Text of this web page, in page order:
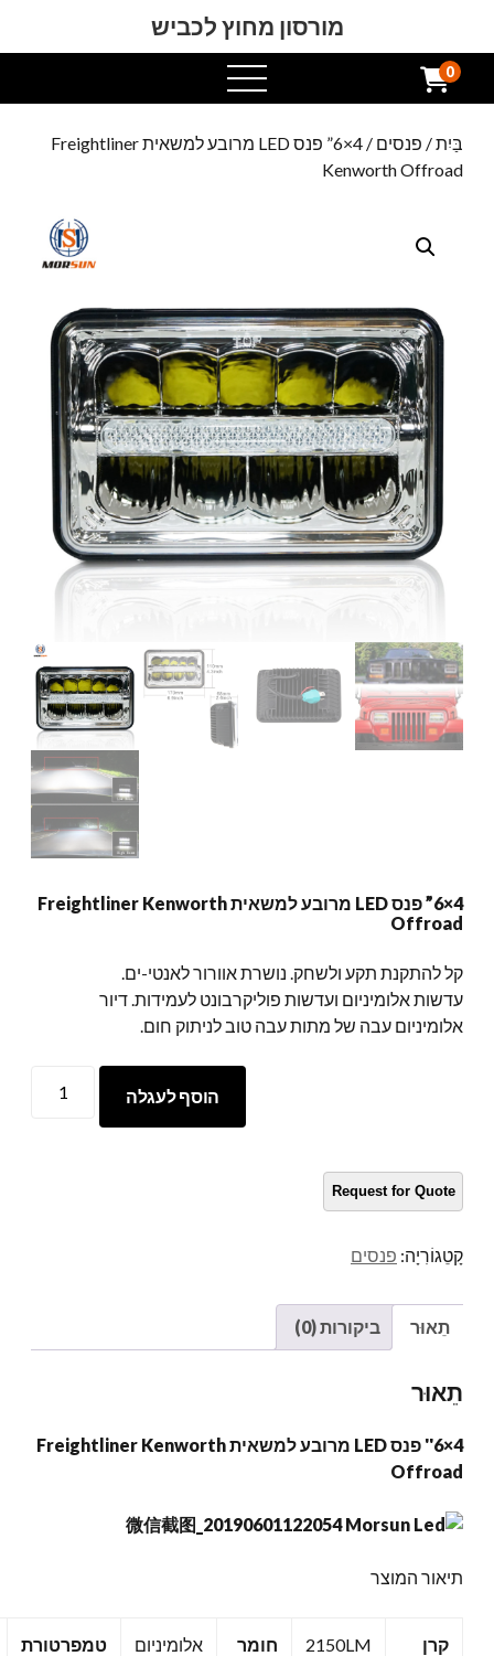
מורסון מחוץ לכביש
תפריט
פתוח
0
בַּיִת/ פנסים
/ 4×6” פנס LED מרובע למשאית Freightliner
Kenworth Offroad
4×6” פנס LED מרובע למשאית Freightliner Kenworth
Offroad
קל להתקנת תקע ולשחק. נושרת אוורור לאנטי-ים.
עדשות אלומיניום ועדשות פוליקרבונט לעמידות. דיור
אלומיניום עבה של מתות עבה טוב לניתוק חום.
פנס
הוסף לעגלה
קָטֵגוֹרִיָה: פנסים
תֵאוּר ביקורות (0)
תֵאוּר
4×6
'
' פנס LED מרובע למשאית Freightliner Kenworth
Offroad
תיאור המוצר
קרן
2150LM
חומר
אלומיניום
טמפרטורת